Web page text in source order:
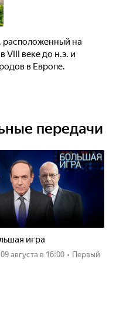
расположенный на
VIII веке до н.э. и
в Европе.
передачи
игра
09 августа в 16:00 • Первый